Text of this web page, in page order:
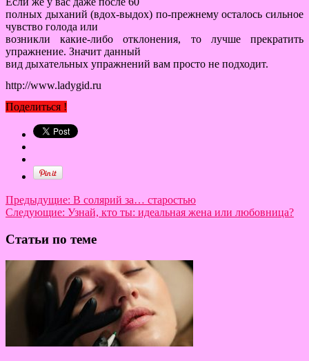
полных дыханий (вдох-выдох) по-прежнему осталось сильное
чувство голода или
возникли какие-либо отклонения, то лучше прекратить
упражнение. Значит данный
вид дыхательных упражнений вам просто не подходит.
http://www.ladygid.ru
Поделиться !
Предыдущие: В солярий за… старостью
Следующие: Узнай, кто ты: идеальная жена или любовница?
Статьи по теме